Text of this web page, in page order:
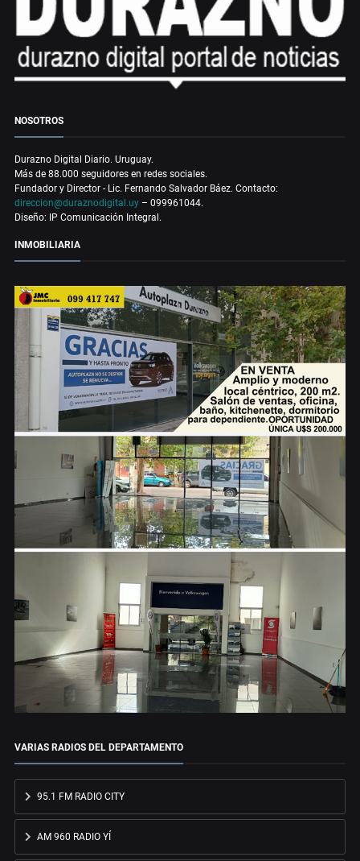
NOSOTROS
Durazno Digital Diario. Uruguay.
Más de 88.000 seguidores en redes sociales.
Fundador y Director - Lic. Fernando Salvador Báez. Contacto:
direccion@duraznodigital.uy – 099961044.
Diseño: IP Comunicación Integral.
INMOBILIARIA
VARIAS RADIOS DEL DEPARTAMENTO
95.1 FM RADIO CITY
AM 960 RADIO YÍ